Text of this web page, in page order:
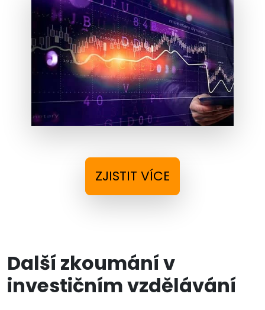
ZJISTIT VÍCE
Další zkoumání v
investičním vzdělávání